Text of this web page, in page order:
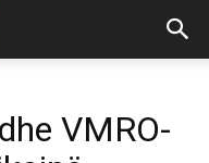
VMRO-